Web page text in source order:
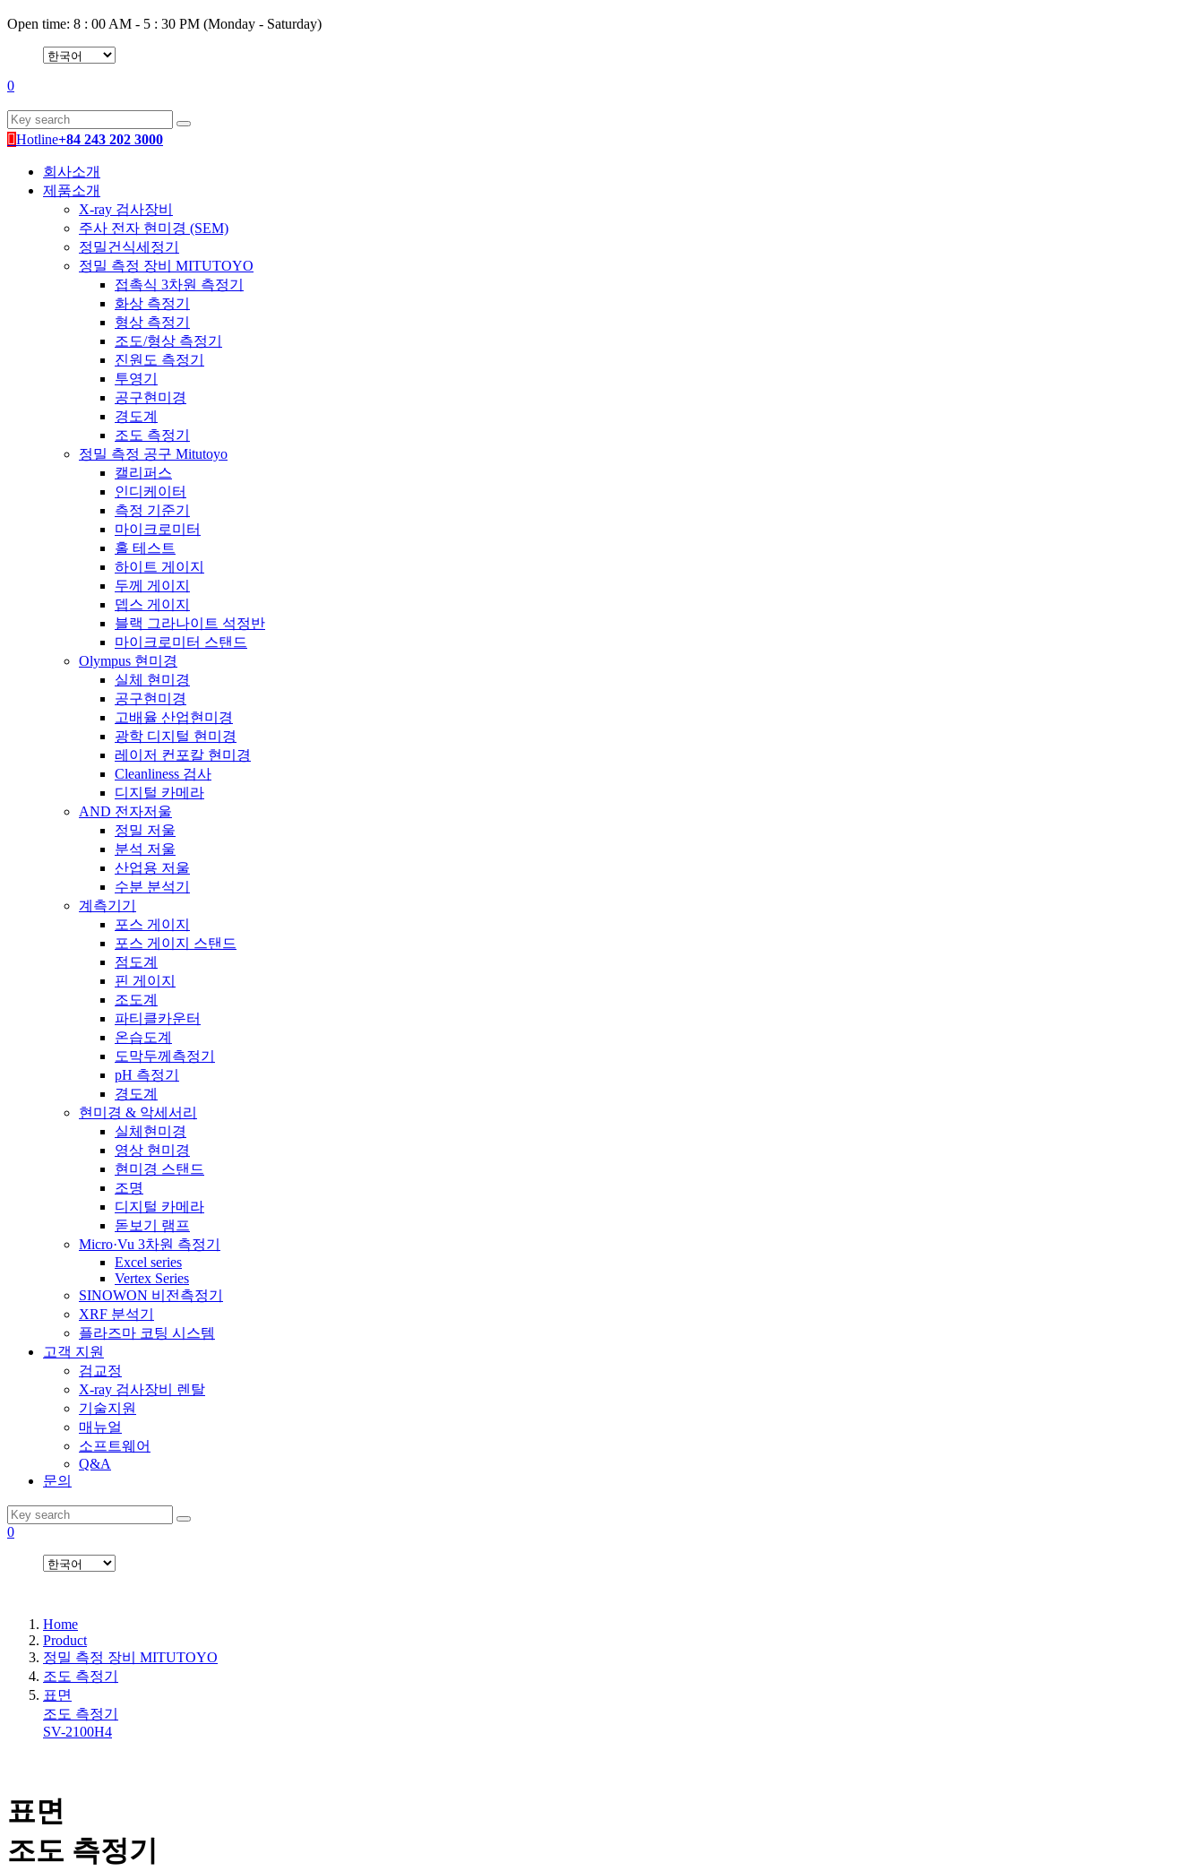
Open time: 8 : 00 AM - 5 : 30 PM (Monday - Saturday)
0
Hotline+84 243 202 3000
회사소개
제품소개
X-ray 검사장비
주사 전자 현미경 (SEM)
정밀건식세정기
정밀 측정 장비 MITUTOYO
접촉식 3차원 측정기
화상 측정기
형상 측정기
조도/형상 측정기
진원도 측정기
투영기
공구현미경
경도계
조도 측정기
정밀 측정 공구 Mitutoyo
캘리퍼스
인디케이터
측정 기준기
마이크로미터
홀 테스트
하이트 게이지
두께 게이지
뎁스 게이지
블랙 그라나이트 석정반
마이크로미터 스탠드
Olympus 현미경
실체 현미경
공구현미경
고배율 산업현미경
광학 디지털 현미경
레이저 컨포칼 현미경
Cleanliness 검사
디지털 카메라
AND 전자저울
정밀 저울
분석 저울
산업용 저울
수분 분석기
계측기기
포스 게이지
포스 게이지 스탠드
점도계
핀 게이지
조도계
파티클카운터
온습도계
도막두께측정기
pH 측정기
경도계
현미경 & 악세서리
실체현미경
영상 현미경
현미경 스탠드
조명
디지털 카메라
돋보기 램프
Micro·Vu 3차원 측정기
Excel series
Vertex Series
SINOWON 비전측정기
XRF 분석기
플라즈마 코팅 시스템
고객 지원
검교정
X-ray 검사장비 렌탈
기술지원
매뉴얼
소프트웨어
Q&A
문의
0
Home
Product
정밀 측정 장비 MITUTOYO
조도 측정기
표면
조도 측정기
SV-2100H4
표면
조도 측정기